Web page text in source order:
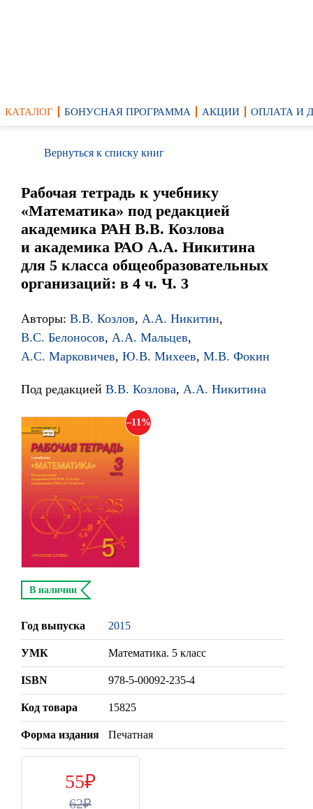
КАТАЛОГ БОНУСНАЯ ПРОГРАММА АКЦИИ ОПЛАТА И
Вернуться к списку книг
Рабочая тетрадь к учебнику
«Математика» под редакцией
академика РАН В.В. Козлова
и академика РАО А.А. Никитина
для 5 класса общеобразовательных
организаций: в 4 ч. Ч. 3
Авторы: В.В. Козлов, А.А. Никитин,
В.С. Белоносов, А.А. Мальцев,
А.С. Марковичев, Ю.В. Михеев, М.В. Фокин
Под редакцией В.В. Козлова, А.А. Никитина
11
В наличии
Год выпуска 2015
УМК Математика. 5 класс
ISBN 978-5-00092-235-4
Код товара 15825
Форма издания Печатная
55
62